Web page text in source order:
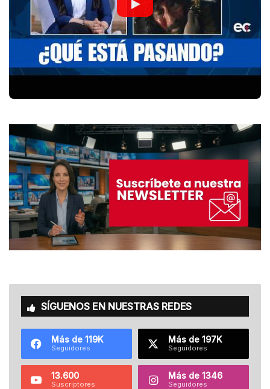
SÍGUENOS EN NUESTRAS REDES
Más de 119K
Seguidores
Más de 197K
Seguidores
13.600
Suscriptores
Más de 1346
Seguidores